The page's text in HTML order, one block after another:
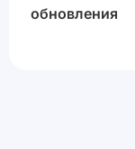
обновления